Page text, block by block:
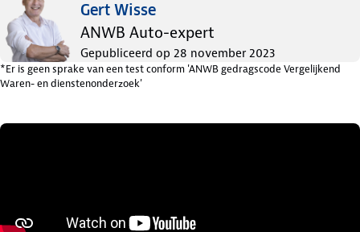
Gert Wisse
ANWB Auto-expert
Gepubliceerd op 28 november 2023
*Er is geen sprake van een test conform 'ANWB gedragscode Vergelijkend
Waren- en dienstenonderzoek'